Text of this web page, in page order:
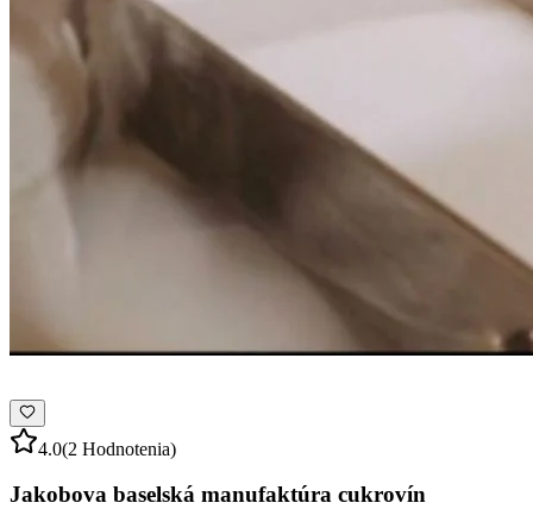
4.0(2 Hodnotenia)
Jakobova baselská manufaktúra cukrovín